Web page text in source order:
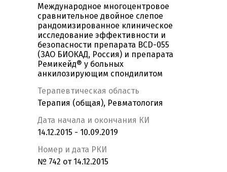
Международное многоцентровое
сравнительное двойное слепое
рандомизированное клиническое
исследование эффективности и
безопасности препарата BCD-055
(ЗАО БИОКАД, Россия) и препарата
Ремикейд® у больных
анкилозирующим спондилитом
Терапевтическая область
Терапия (общая), Ревматология
Дата начала и окончания КИ
14.12.2015 - 10.09.2019
Номер и дата РКИ
№ 742 от 14.12.2015